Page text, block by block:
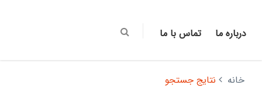
درباره ما تماس با ما
خانه نتایج جستجو